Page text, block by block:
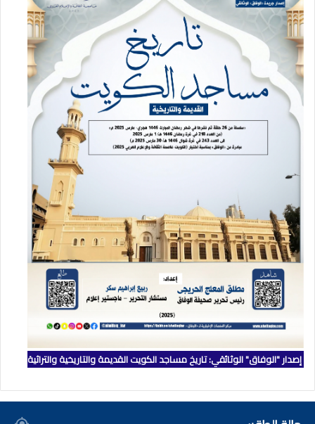
إصدار "الوفاق" الوثائقي: تاريخ مساجد الكويت القديمة والتاريخية والتراثية